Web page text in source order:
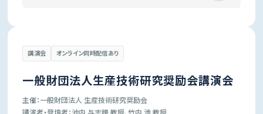
講演会 オンライン同時配信あり
一般財団法人生産技術研究奨励会講演会
主催：一般財団法人 生産技術研究奨励会
講演者・登壇者：池内 与志穂 教授、竹内 渉 教授